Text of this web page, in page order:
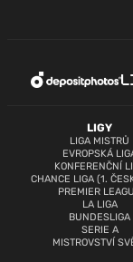
LIGY
LIGA MISTRŮ
EVROPSKÁ
KONFERENČNÍ
CHANCE LIGA (1.
PREMIER
LA LIGA
BUNDESLIGA
SERIE A
MISTROVSTVÍ